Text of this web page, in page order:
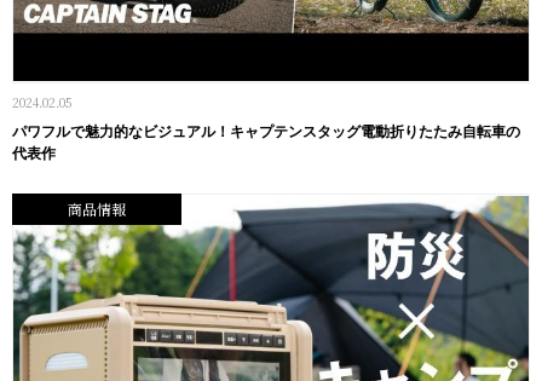
2024.02.05
パワフルで魅力的なビジュアル！キャプテンスタッグ電動折りたたみ自転車の
代表作
商品情報